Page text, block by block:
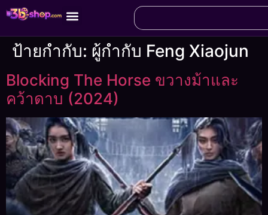
ป้ายกำกับ: ผู้กำกับ Feng Xiaojun
Blocking The Horse ขวางม้าและ
คว้าดาบ (2024)